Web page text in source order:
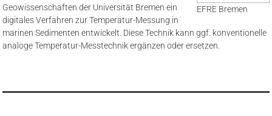
EFRE Bremen
Geowissenschaften der Universität Bremen ein
digitales Verfahren zur Temperatur-Messung in
marinen Sedimenten entwickelt. Diese Technik kann ggf. konventionelle
analoge Temperatur-Messtechnik ergänzen oder ersetzen.